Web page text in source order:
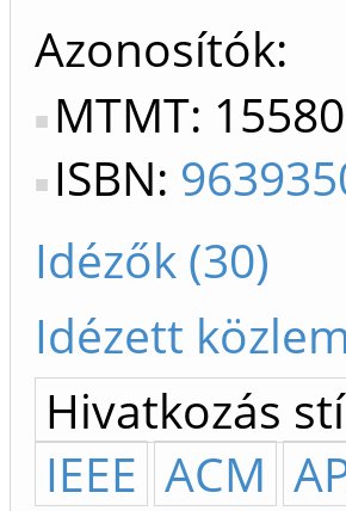
Azonosítók
MTMT:
ISBN:
Idézők (30)
Idézett
Hivatkozás
IEEE ACM